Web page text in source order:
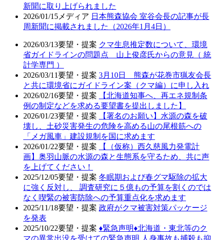
新聞に取り上げられました
2026/01/15 メディア 日本熊森協会 室谷会長の記事が長
周新聞に掲載されました（2026年1月4日）
2026/03/13要望・提案 クマ生息推定数について、環境
省ガイドラインの問題点 山上俊彦氏からの意見（ 統
計学専門 ）
2026/03/11要望・提案 3月10日 熊森が花巻市猟友会長
と共に環境省にガイドライン案（クマ編）に申し入れ
2026/02/16要望・提案
【北海道知事へ、再エネ規制条
例の制定などを求める要望書を提出しました】
2026/01/23要望・提案
【署名のお願い】水源の森を破
壊し、土砂災害発生の危険を高める山の尾根筋への
「メガ風車」建設規制を国に求めます
2026/01/22要望・提案
【（仮称）西久慈風力発電計
画】奥羽山脈の水源の森と生態系を守るため、共に声
を上げてください！
2025/12/05要望・提案 冬眠期および春グマ駆除の拡大
に強く反対し、 調査研究に５億もの予算を割くのでは
なく喫緊の被害防除への予算重点化を求めます
2025/11/18要望・提案 政府がクマ被害対策パッケージ
を発表
2025/10/22要望・提案 ♦️緊急声明♦️北海道・東北等のク
マの異常出没を受けての緊急声明 人身事故も捕殺も抑